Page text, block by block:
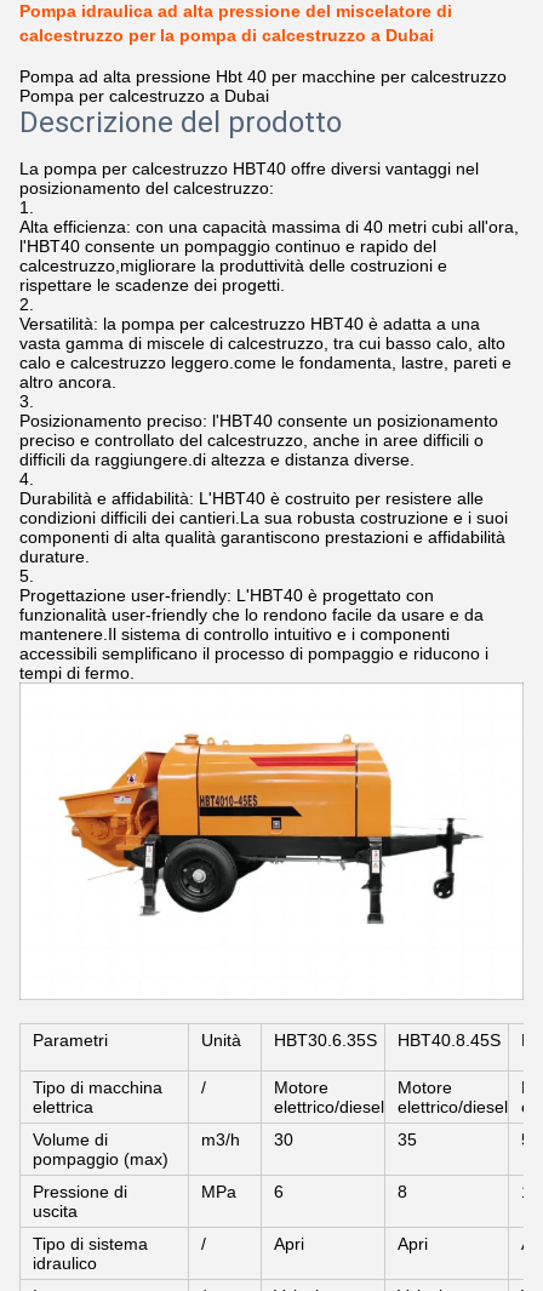
Pompa idraulica ad alta pressione del miscelatore di
calcestruzzo per la pompa di calcestruzzo a Dubai
Pompa ad alta pressione Hbt 40 per macchine per calcestruzzo
Pompa per calcestruzzo a Dubai
Descrizione del prodotto
La pompa per calcestruzzo HBT40 offre diversi vantaggi nel
posizionamento del calcestruzzo:
Alta efficienza: con una capacità massima di 40 metri cubi all'ora,
l'HBT40 consente un pompaggio continuo e rapido del
calcestruzzo,migliorare la produttività delle costruzioni e
rispettare le scadenze dei progetti.
Versatilità: la pompa per calcestruzzo HBT40 è adatta a una
vasta gamma di miscele di calcestruzzo, tra cui basso calo, alto
calo e calcestruzzo leggero.come le fondamenta, lastre, pareti e
altro ancora.
Posizionamento preciso: l'HBT40 consente un posizionamento
preciso e controllato del calcestruzzo, anche in aree difficili o
difficili da raggiungere.di altezza e distanza diverse.
Durabilità e affidabilità: L'HBT40 è costruito per resistere alle
condizioni difficili dei cantieri.La sua robusta costruzione e i suoi
componenti di alta qualità garantiscono prestazioni e affidabilità
durature.
Progettazione user-friendly: L'HBT40 è progettato con
funzionalità user-friendly che lo rendono facile da usare e da
mantenere.Il sistema di controllo intuitivo e i componenti
accessibili semplificano il processo di pompaggio e riducono i
tempi di fermo.
Parametri Unità HBT30.6.35S HBT40.8.45S
Tipo di macchina
elettrica
/
Motore
elettrico/diesel
Motore
elettrico/diesel
Volume di
pompaggio (max)
m3/h 30 35 52
Pressione di
uscita
MPa 6 8 10
Tipo di sistema
idraulico
/ Apri Apri